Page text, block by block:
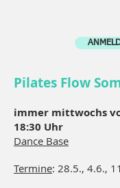
Pilates Flow
immer mittwochs
18:30 Uhr
Dance Base
Termine: 28.5., 4.6.,